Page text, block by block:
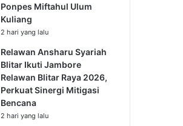
Ponpes Miftahul Ulum
Kuliang
2 hari yang lalu
Relawan Ansharu Syariah
Blitar Ikuti Jambore
Relawan Blitar Raya 2026,
Perkuat Sinergi Mitigasi
Bencana
2 hari yang lalu